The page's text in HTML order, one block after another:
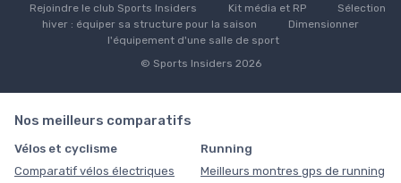
Rejoindre le club Sports Insiders
Kit média et RP
Sélection
hiver : équiper sa structure pour la saison
Dimensionner
l'équipement d'une salle de sport
© Sports Insiders 2026
Nos meilleurs comparatifs
Vélos et cyclisme
Comparatif vélos électriques
Running
Meilleurs montres gps de running